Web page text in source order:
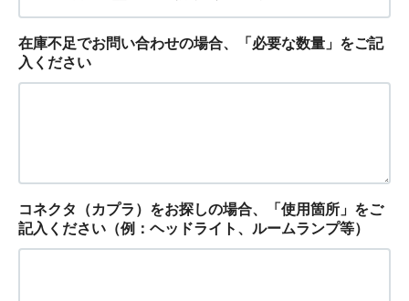
在庫不足でお問い合わせの場合、「必要な数量」をご記
入ください
コネクタ（カプラ）をお探しの場合、「使用箇所」をご
記入ください（例：ヘッドライト、ルームランプ等）